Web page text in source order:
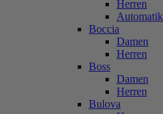
Herren
Automatik
Boccia
Damen
Herren
Boss
Damen
Herren
Bulova